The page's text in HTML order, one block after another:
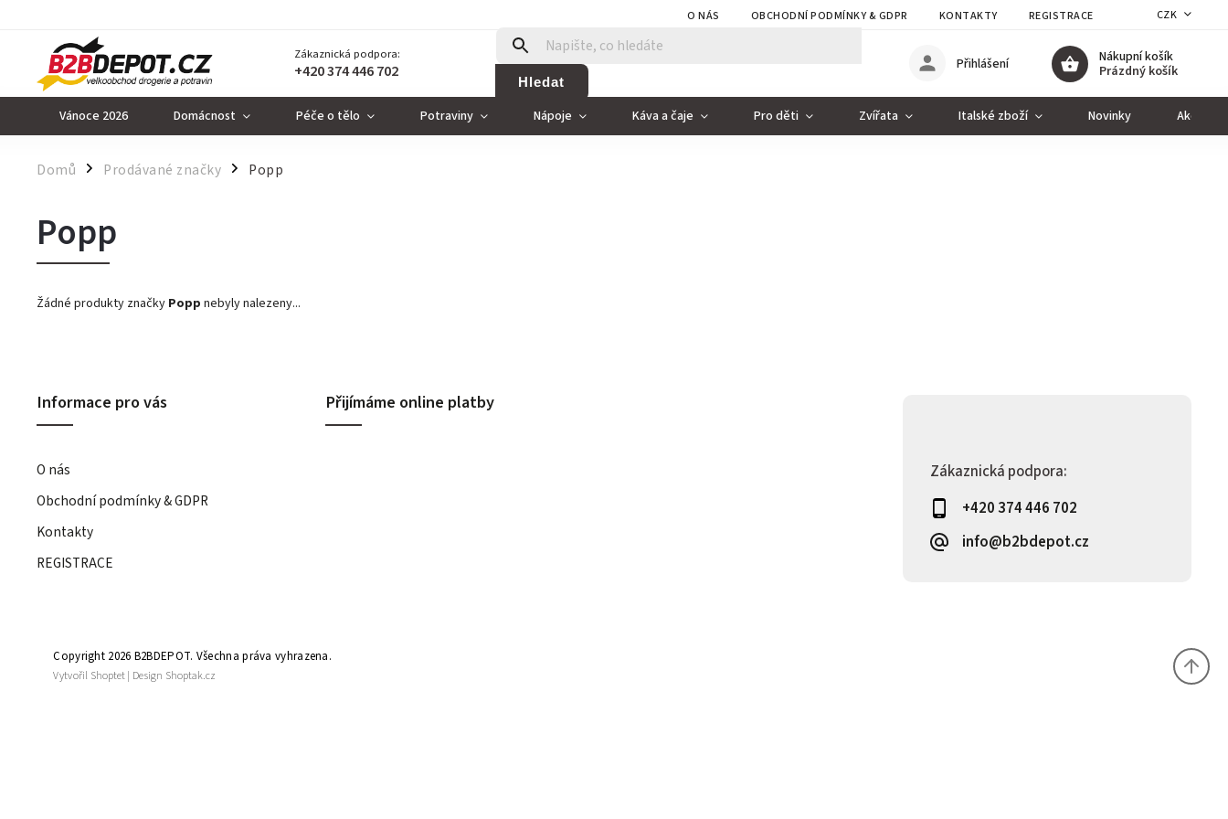
O NÁS OBCHODNÍ PODMÍNKY & GDPR KONTAKTY REGISTRACE CZK
Zákaznická podpora:
+420 374 446 702 Hledat
Nákupní košík
Prázdný košík
Přihlášení
Vánoce 2026 Domácnost Péče o tělo Potraviny Nápoje Káva a čaje Pro děti Zvířata Italské zboží Novinky Akce
Domů / Prodávané značky / Popp
Popp
Žádné produkty značky Popp nebyly nalezeny...
Zákaznická podpora:
+420 374 446 702
info@b2bdepot.cz
Informace pro vás
O nás
Obchodní podmínky & GDPR
Kontakty
REGISTRACE
Přijímáme online platby
Copyright 2026 B2BDEPOT. Všechna práva vyhrazena.
Vytvořil Shoptet| Design Shoptak.cz